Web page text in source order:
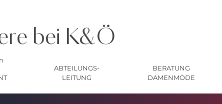
bei K&Ö
ABTEILUNGS-
LEITUNG
BERATUNG
DAMENMODE